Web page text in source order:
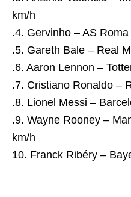
km/h
.4. Gervinho – AS
.5. Gareth Bale – Real
.6. Aaron Lennon –
.7. Cristiano Ronaldo –
.8. Lionel Messi –
.9. Wayne Rooney –
km/h
10. Franck Ribéry –